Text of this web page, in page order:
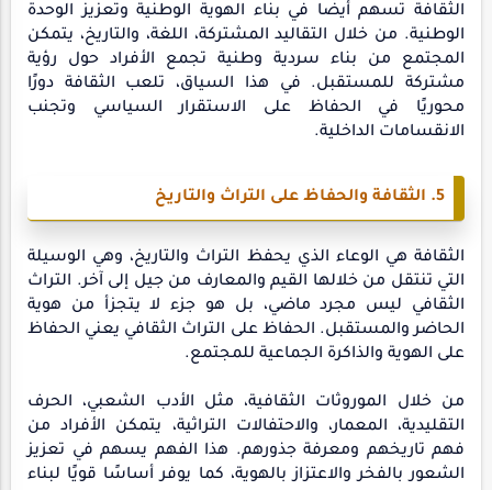
الثقافة تسهم أيضًا في بناء الهوية الوطنية وتعزيز الوحدة
الوطنية. من خلال التقاليد المشتركة، اللغة، والتاريخ، يتمكن
المجتمع من بناء سردية وطنية تجمع الأفراد حول رؤية
مشتركة للمستقبل. في هذا السياق، تلعب الثقافة دورًا
محوريًا في الحفاظ على الاستقرار السياسي وتجنب
الانقسامات الداخلية.
5. الثقافة والحفاظ على التراث والتاريخ
الثقافة هي الوعاء الذي يحفظ التراث والتاريخ، وهي الوسيلة
التي تنتقل من خلالها القيم والمعارف من جيل إلى آخر. التراث
الثقافي ليس مجرد ماضي، بل هو جزء لا يتجزأ من هوية
الحاضر والمستقبل. الحفاظ على التراث الثقافي يعني الحفاظ
على الهوية والذاكرة الجماعية للمجتمع.
من خلال الموروثات الثقافية، مثل الأدب الشعبي، الحرف
التقليدية، المعمار، والاحتفالات التراثية، يتمكن الأفراد من
فهم تاريخهم ومعرفة جذورهم. هذا الفهم يسهم في تعزيز
الشعور بالفخر والاعتزاز بالهوية، كما يوفر أساسًا قويًا لبناء